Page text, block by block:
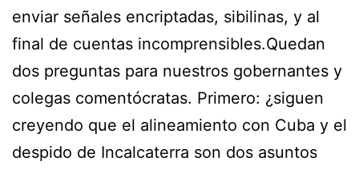
enviar señales encriptadas, sibilinas, y al
final de cuentas incomprensibles.Quedan
dos preguntas para nuestros gobernantes y
colegas comentócratas. Primero: ¿siguen
creyendo que el alineamiento con Cuba y el
despido de Incalcaterra son dos asuntos